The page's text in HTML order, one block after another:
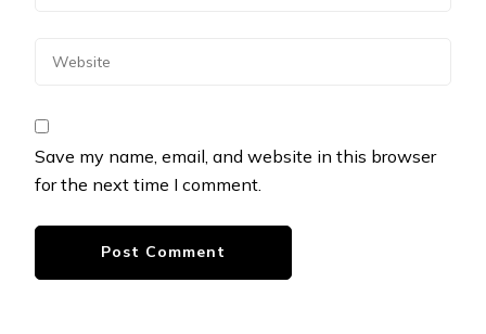
Save my name, email, and website in this browser
for the next time I comment.